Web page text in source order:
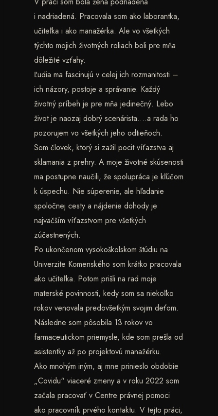
i nadriadená. Pracovala som ako laborantka,
učiteľka i ako manažérka. Ale vo všetkých
týchto mojich životných roliach boli pre mňa
dôležité vzťahy.
Ľudia ma fascinujú v celej ich rozmanitosti –
ich názory, postoje a správanie. Každý
životný príbeh je pre mňa jedinečný. Lebo
život je naozaj dobrý scenárista….a rada ho
pozorujem vo všetkých jeho odtieňoch.
Som človek, ktorý si zažil pocit víťazstva aj
sklamania z prehry. A moje životné skúsenosti
ma postupne naučili, že spolupráca je kľúčom
k úspechu. Nie súperenie, ale hľadanie
spoločnej cesty a nájdenie dohody je
najväčším víťazstvom pre všetkých
zúčastnených.
Po ukončenom vysokoškolskom štúdiu na
Univerzite Komenského som krátko pracovala
ako učiteľka. Potom prišli na rad moje
materské povinnosti, kedy som sa niekoľko
rokov venovala predovšetkým svojim deťom.
Následne som pôsobila 13 rokov vo
farmaceutickom priemysle, kde som prešla od
asistentky až po projektovú manažérku.
Ako mnohým iným, aj mne prinieslo obdobie
„Covidu“ viaceré zmeny a v roku 2022 som
začala pracovať v Centre právnej pomoci
ako pracovník prvého kontaktu. V tejto práci,